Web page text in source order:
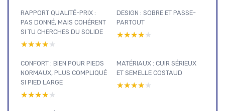
RAPPORT QUALITÉ-PRIX :
PAS DONNÉ, MAIS COHÉRENT
SI TU CHERCHES DU SOLIDE
★★★★★
★★★★★
DESIGN : SOBRE ET PASSE-
PARTOUT
★★★★★
★★★★★
CONFORT : BIEN POUR PIEDS
NORMAUX, PLUS COMPLIQUÉ
SI PIED LARGE
★★★★★
★★★★★
MATÉRIAUX : CUIR SÉRIEUX
ET SEMELLE COSTAUD
★★★★★
★★★★★